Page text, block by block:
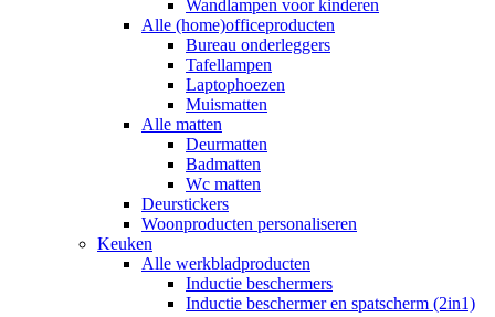
Wandlampen voor kinderen
Alle (home)officeproducten
Bureau onderleggers
Tafellampen
Laptophoezen
Muismatten
Alle matten
Deurmatten
Badmatten
Wc matten
Deurstickers
Woonproducten personaliseren
Keuken
Alle werkbladproducten
Inductie beschermers
Inductie beschermer en spatscherm (2in1)